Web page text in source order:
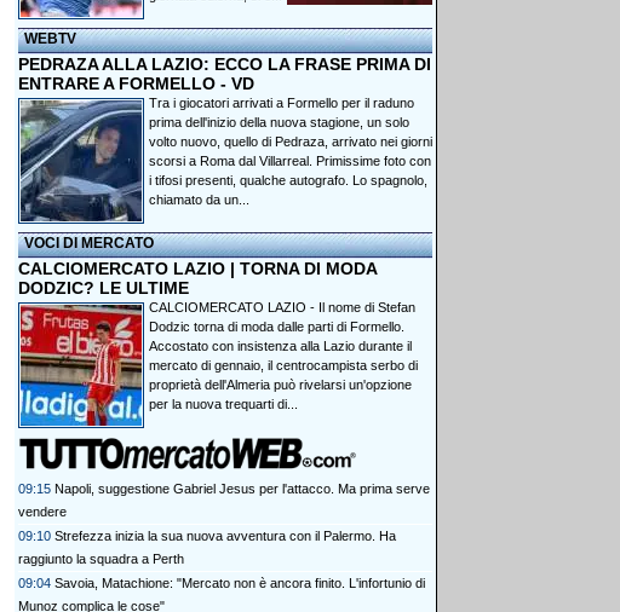
WEBTV
PEDRAZA ALLA LAZIO: ECCO LA FRASE PRIMA DI
ENTRARE A FORMELLO - VD
Tra i giocatori arrivati a Formello per il raduno
prima dell'inizio della nuova stagione, un solo
volto nuovo, quello di Pedraza, arrivato nei giorni
scorsi a Roma dal Villarreal. Primissime foto con
i tifosi presenti, qualche autografo. Lo spagnolo,
chiamato da un...
VOCI DI MERCATO
CALCIOMERCATO LAZIO | TORNA DI MODA
DODZIC? LE ULTIME
CALCIOMERCATO LAZIO - Il nome di Stefan
Dodzic torna di moda dalle parti di Formello.
Accostato con insistenza alla Lazio durante il
mercato di gennaio, il centrocampista serbo di
proprietà dell'Almeria può rivelarsi un'opzione
per la nuova trequarti di...
09:15 Napoli, suggestione Gabriel Jesus per l'attacco. Ma prima serve
vendere
09:10 Strefezza inizia la sua nuova avventura con il Palermo. Ha
raggiunto la squadra a Perth
09:04 Savoia, Matachione: "Mercato non è ancora finito. L'infortunio di
Munoz complica le cose"